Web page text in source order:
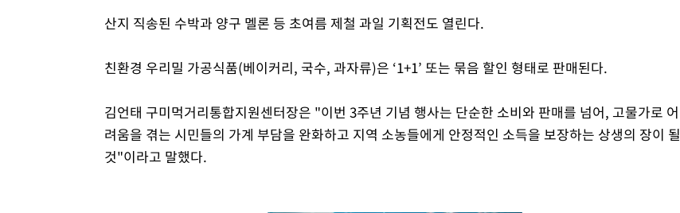
산지 직송된 수박과 양구 멜론 등 초여름 제철 과일 기획전도 열린다.
친환경 우리밀 가공식품(베이커리, 국수, 과자류)은 ‘1+1’ 또는 묶음 할인 형태로 판매된다.
김언태 구미먹거리통합지원센터장은 "이번 3주년 기념 행사는 단순한 소비와 판매를 넘어, 고물가로 어
려움을 겪는 시민들의 가계 부담을 완화하고 지역 소농들에게 안정적인 소득을 보장하는 상생의 장이 될
것"이라고 말했다.